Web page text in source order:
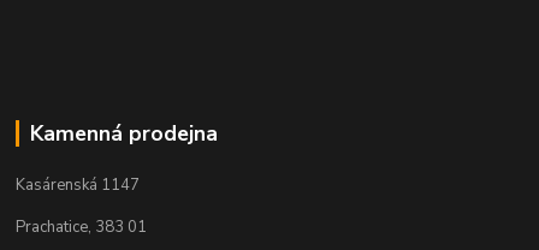
Kamenná prodejna
Kasárenská 1147
Prachatice, 383 01